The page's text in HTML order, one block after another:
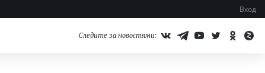
Вход
Следите за новостями: